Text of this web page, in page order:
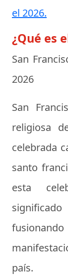
el 2026.
¿Qué es
San
2026
San
religiosa
celebrada
santo
esta
país.